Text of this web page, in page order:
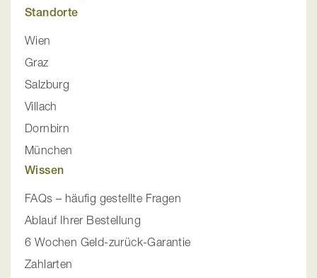
Standorte
Wien
Graz
Salzburg
Villach
Dornbirn
München
Wissen
FAQs – häufig gestellte Fragen
Ablauf Ihrer Bestellung
6 Wochen Geld-zurück-Garantie
Zahlarten